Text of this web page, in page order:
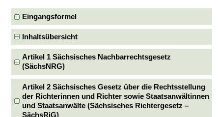
Eingangsformel
Inhaltsübersicht
Artikel 1 Sächsisches Nachbarrechtsgesetz
(SächsNRG)
Artikel 2 Sächsisches Gesetz über die Rechtsstellung
der Richterinnen und Richter sowie Staatsanwältinnen
und Staatsanwälte (Sächsisches Richtergesetz –
SächsRiG)